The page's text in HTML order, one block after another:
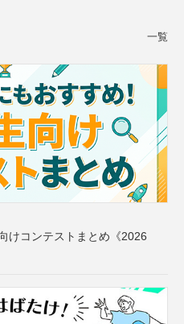
一覧
けコンテストまとめ《2026